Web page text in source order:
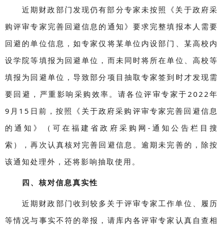
近期财政部门发现仍有部分专家未按照《关于政府采
购评审专家完善回避信息的通知》要求完整填报本人需要
回避的单位信息，如专家仅将某单位内设部门、某高校内
设学院等填报为回避单位，而未同时将所在单位、高校等
填报为回避单位，导致部分项目抽取专家签到时才发现需
要回避，严重影响采购效率。请各位评审专家于2022年
9月15日前，按照《关于政府采购评审专家完善回避信息
的通知》（可在福建省政府采购网-通知公告栏目搜
索），再次认真核对完善回避信息。逾期未完善的，除按
该通知处理外，还将影响抽取使用。
四、核对信息真实性
近期财政部门收到较多关于评审专家工作单位、履历
等情况与事实不符的举报，请库内各评审专家认真自查相